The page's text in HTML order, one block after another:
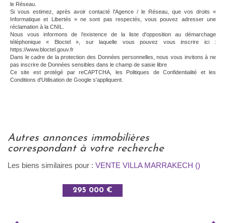
le Réseau.
Si vous estimez, après avoir contacté l'Agence / le Réseau, que vos droits «
Informatique et Libertés » ne sont pas respectés, vous pouvez adresser une
réclamation à la CNIL.
Nous vous informons de l’existence de la liste d'opposition au démarchage
téléphonique « Bloctel », sur laquelle vous pouvez vous inscrire ici :
https://www.bloctel.gouv.fr
Dans le cadre de la protection des Données personnelles, nous vous invitons à ne
pas inscrire de Données sensibles dans le champ de saisie libre
Ce site est protégé par reCAPTCHA, les Politiques de Confidentialité et les
Conditions d'Utilisation de Google s'appliquent.
autres annonces immobilières
correspondant à votre recherche
Les biens similaires pour : VENTE VILLA MARRAKECH ()
295 000 €